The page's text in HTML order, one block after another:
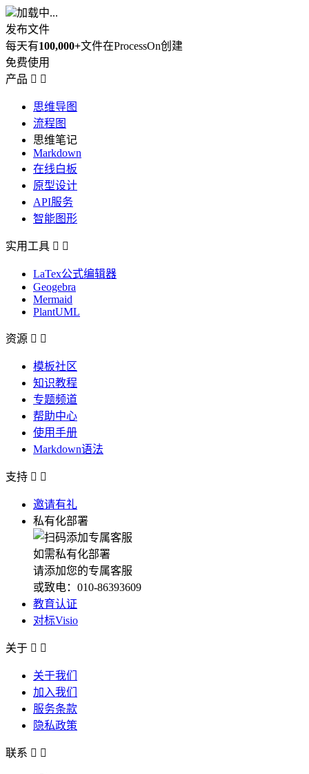
加载中...
发布文件
每天有100,000+文件在ProcessOn创建
免费使用
产品  
思维导图
流程图
思维笔记
Markdown
在线白板
原型设计
API服务
智能图形
实用工具  
LaTex公式编辑器
Geogebra
Mermaid
PlantUML
资源  
模板社区
知识教程
专题频道
帮助中心
使用手册
Markdown语法
支持  
邀请有礼
私有化部署
如需私有化部署
请添加您的专属客服
或致电：010-86393609
教育认证
对标Visio
关于  
关于我们
加入我们
服务条款
隐私政策
联系  